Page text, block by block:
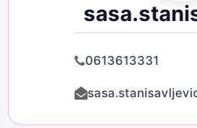
0613613331